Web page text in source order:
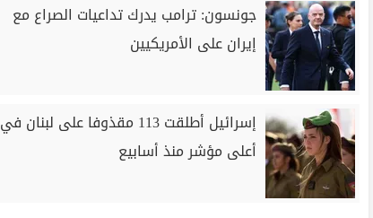
جونسون: ترامب يدرك تداعيات الصراع مع
إيران على الأمريكيين
إسرائيل أطلقت 113 مقذوفا على لبنان في
أعلى مؤشر منذ أسابيع